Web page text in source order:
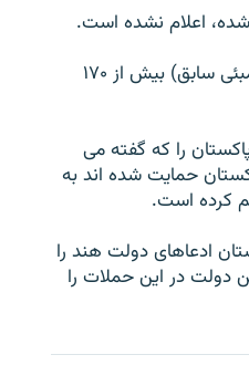
شده، اعلام نشده است.
حملات ماه نوامبر در مومبای (بمبئی سابق) بیش از ۱۷۰
را که گفته می
حمایت شده اند به
کرده است.
ادعاهای دولت هند را
دولت در این حملات را